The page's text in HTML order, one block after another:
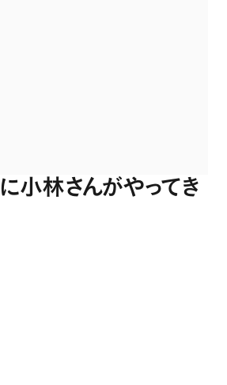
に小林さんがやってき